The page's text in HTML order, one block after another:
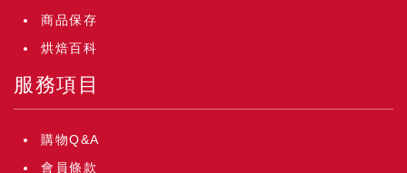
商品保存
烘焙百科
服務項目
購物Q&A
會員條款